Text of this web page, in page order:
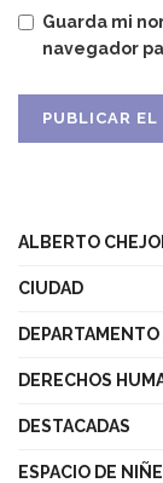
Guarda mi
navegador
ALBERTO
CIUDAD
DERECHOS
DESTACADAS
ESPACIO DE